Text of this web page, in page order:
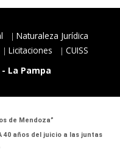
Naturaleza Jurídica
Licitaciones
CUISS
- La Pampa
de Mendoza”
40 años del juicio a las juntas